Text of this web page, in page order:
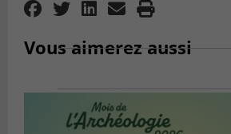
Vous aimerez aussi